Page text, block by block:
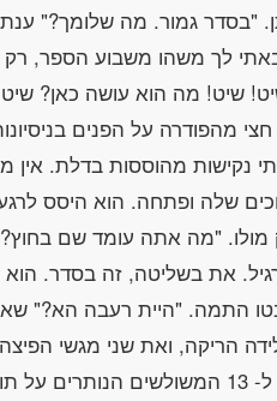
"בסדר גמור. מה שלומך?"
לך משהו משבוע הספר, רק
שיט! מה הוא עושה כאן?
מהפודרה על הפנים
נקישות מהוססות בדלת. אין
שלה ופתחה. הוא היסס לרגע
"מה אתה עומד שם בחוץ?
את בשליטה, זה בסדר. הוא
התמה. "היית רעבה הא?"
הריקה, ואת שני מגשי
משולשים עם זיתים, עדות צורבת ל- 13